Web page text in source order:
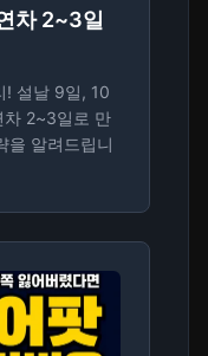
차 2~3일
! 설날 9일, 10
차 2~3일로 만
을 알려드립니